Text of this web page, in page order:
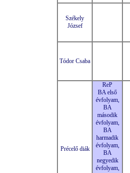
Székely
József
Tódor Csaba
Précelő diák
ReP
BA első
évfolyam,
BA
második
évfolyam,
BA
harmadik
évfolyam,
BA
negyedik
évfolyam,